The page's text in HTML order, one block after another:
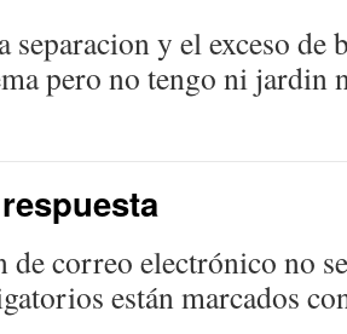
separacion y el exceso de
pero no tengo ni jardin
de correo electrónico no
están marcados